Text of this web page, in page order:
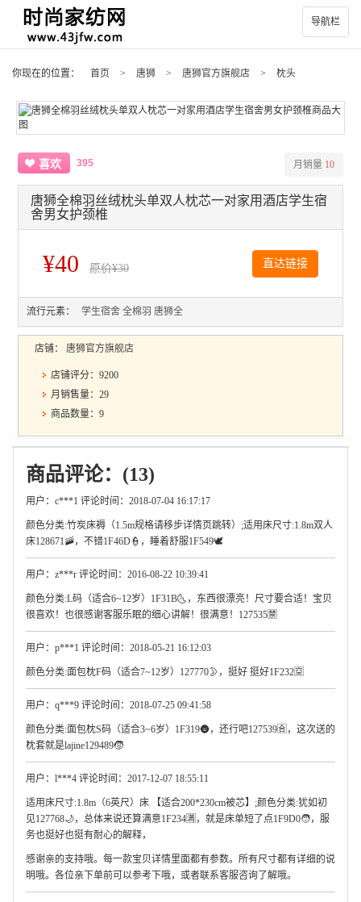
导航栏
你现在的位置： 首页 > 唐狮 > 唐狮官方旗舰店 > 枕头
喜欢 395 月销量 10
唐狮全棉羽丝绒枕头单双人枕芯一对家用酒店学生宿
舍男女护颈椎
¥40 原价¥30 直达链接
流行元素： 学生宿舍 全棉羽 唐狮全
店铺： 唐狮官方旗舰店
店铺评分：9200
月销售量：29
商品数量：9
商品评论：(13)
用户：c***1 评论时间：2018-07-04 16:17:17
颜色分类:竹炭床褥（1.5m规格请移步详情页跳转）;适用床尺寸:1.8m双人
床128671🚠，不错1F46D👮，睡着舒服1F549🕊
用户：z***r 评论时间：2016-08-22 10:39:41
颜色分类:L码（适合6~12岁）1F31B🌜，东西很漂亮！尺寸要合适！宝贝
很喜欢！也很感谢客服乐眠的细心讲解！很满意！127535🈲
用户：p***1 评论时间：2018-05-21 16:12:03
颜色分类:面包枕F码（适合7~12岁）127770🌛，挺好 挺好1F232🈳
用户：q***9 评论时间：2018-07-25 09:41:58
颜色分类:面包枕S码（适合3~6岁）1F319🌚，还行吧127539🈴，这次送的
枕套就是lajine129489🧒
用户：l***4 评论时间：2017-12-07 18:55:11
适用床尺寸:1.8m（6英尺）床 【适合200*230cm被芯】;颜色分类:犹如初
见127768🌙，总体来说还算满意1F234🈵，就是床单短了点1F9D0🧑，服
务也挺好也挺有耐心的解释，
感谢亲的支持哦。每一款宝贝详情里面都有参数。所有尺寸都有详细的说
明哦。各位亲下单前可以参考下哦，或者联系客服咨询了解哦。